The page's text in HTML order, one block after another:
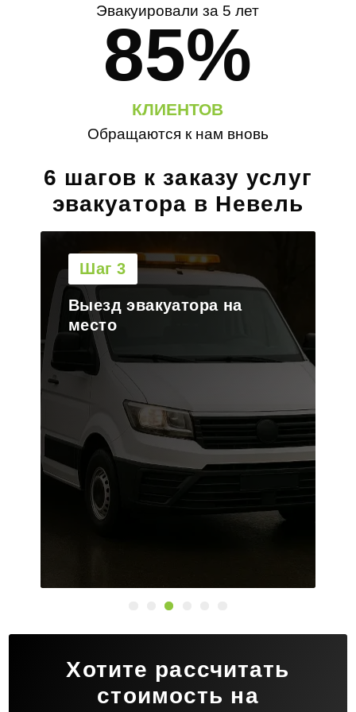
Эвакуировали за 5 лет
85%
КЛИЕНТОВ
Обращаются к нам вновь
6 шагов к заказу услуг
эвакуатора в Невель
Шаг 4
Погрузка транспорта на
платформу
Хотите рассчитать
стоимость на